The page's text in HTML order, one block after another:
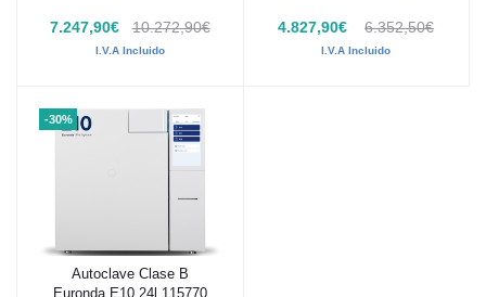
7.247,90€ 10.272,90€
I.V.A Incluido
4.827,90€ 6.352,50€
I.V.A Incluido
-30%
Añadir al carrito
Autoclave Clase B
Euronda E10 24l 115770